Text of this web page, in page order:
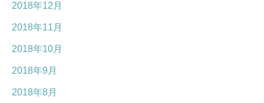
2018年12月
2018年11月
2018年10月
2018年9月
2018年8月